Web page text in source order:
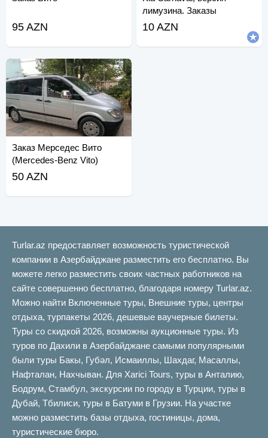
95 AZN
лимузина. Заказы
принимаются.
10 AZN
Заказ Мерседес Вито
(Mercedes-Benz Vito)
50 AZN
Turlar.az предоставляет возможность туристической
компании в Азербайджане разместить его бесплатно. Вы
можете легко разместить своих частных работников на
сайте совершенно бесплатно, благодаря номеру Turlar.az.
Можно найти Включенные туры, Внешние туры, центры
отдыха, турпакеты 2026, дешевые ваучерные билеты.
Туры со скидкой 2026, возможны аукционные туры. Из
туров по Дахили в Азербайджане самыми популярными
были туры Бакы, Губəл, Исмаиллы, Шахдаг, Масаллы,
Нафталан, Нахчыван. Для Xarici Tours, туры в Анталию,
Бодрум, Стамбул, экскурсии по городу в Турции, туры в
Дубай, Тбилиси, туры в Батуми в Грузии. На участке
можно разместить базы отдыха, гостиницы, дома,
туристические бюро.